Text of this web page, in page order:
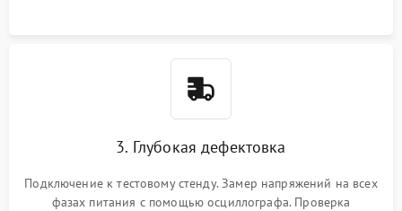
3. Глубокая дефектовка
Подключение к тестовому стенду. Замер напряжений на всех
фазах питания с помощью осциллографа. Проверка